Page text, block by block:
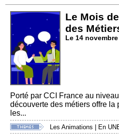
Le Mois
des
Le 14
Porté par CCI France au
découverte des métiers offre
les...
Les Animations
En